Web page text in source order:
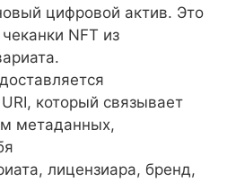
цифровой актив. Это
NFT из
который связывает
метаданных,
лицензиара, бренд,